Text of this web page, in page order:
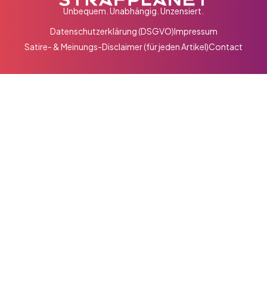
Unbequem. Unabhängig. Unzensiert.
Datenschutzerklärung (DSGVO)Impressum
Satire- & Meinungs-Disclaimer (für jeden Artikel)Contact